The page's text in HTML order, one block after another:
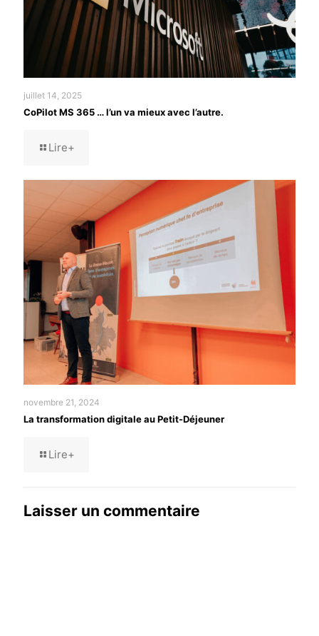
juillet 14, 2025
CoPilot MS 365 … l’un va mieux avec l’autre.
Lire+
novembre 21, 2024
La transformation digitale au Petit-Déjeuner
Lire+
Laisser un commentaire